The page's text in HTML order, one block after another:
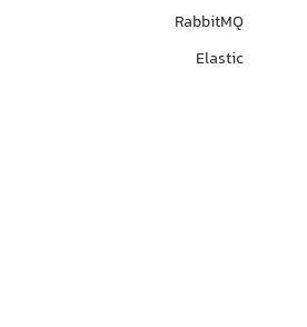
RabbitMQ
Elastic